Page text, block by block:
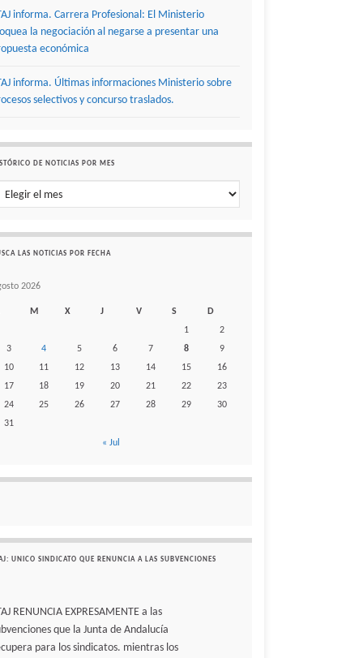
informa. Carrera Profesional: El Ministerio
la negociación al negarse a presentar una
económica
informa. Últimas informaciones Ministerio sobre
selectivos y concurso traslados.
DE NOTICIAS POR MES
de noticias por mes
LAS NOTICIAS POR FECHA
2026
M X J V S
D
1
2
3
4 5 6 7 8
9
10
11 12 13 14 15
16
17
18 19 20 21 22
23
24
25 26 27 28 29
30
31
« Jul
UNICO SINDICATO QUE RENUNCIA A LAS SUBVENCIONES
RENUNCIA EXPRESAMENTE a las
que la Junta de Andalucía
para los sindicatos. mientras los